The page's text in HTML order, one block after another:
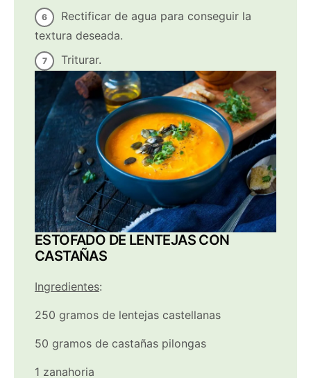
Rectificar de agua para conseguir la
textura deseada.
Triturar.
ESTOFADO DE LENTEJAS CON
CASTAÑAS
Ingredientes:
250 gramos de lentejas castellanas
50 gramos de castañas pilongas
1 zanahoria